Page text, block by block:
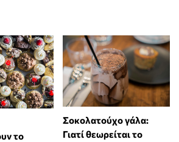
το
Σοκολατούχο γάλα:
Γιατί θεωρείται το